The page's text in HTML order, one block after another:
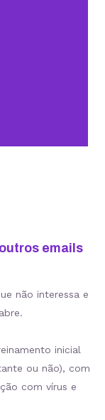
emails
não interessa e
inicial
ou não), com
com vírus e